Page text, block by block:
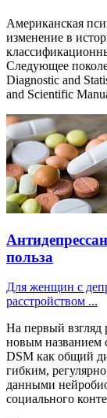
Американская
изменение в
Следующее
Diagnostic and
and Scientific
польза
Для женщин с
расстройством ...
На первый взгляд
новым названием
DSM как общий
гибким,
данными
социального